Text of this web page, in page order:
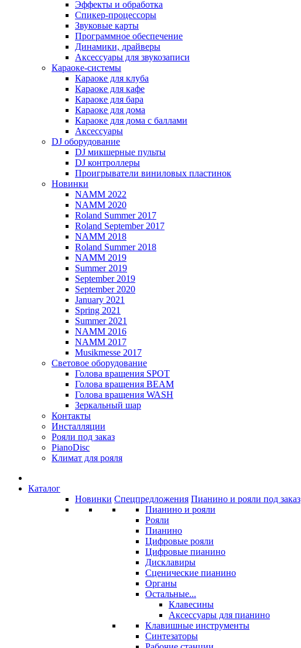
Эффекты и обработка
Спикер-процессоры
Звуковые карты
Программное обеспечение
Динамики, драйверы
Аксессуары для звукозаписи
Караоке-системы
Караоке для клуба
Караоке для кафе
Караоке для бара
Караоке для дома
Караоке для дома с баллами
Аксессуары
DJ оборудование
DJ микшерные пульты
DJ контроллеры
Проигрыватели виниловых пластинок
Новинки
NAMM 2022
NAMM 2020
Roland Summer 2017
Roland September 2017
NAMM 2018
Roland Summer 2018
NAMM 2019
Summer 2019
September 2019
September 2020
January 2021
Spring 2021
Summer 2021
NAMM 2016
NAMM 2017
Musikmesse 2017
Световое оборудование
Голова вращения SPOT
Голова вращения BEAM
Голова вращения WASH
Зеркальный шар
Контакты
Инсталляции
Рояли под заказ
PianoDisc
Климат для рояля
Каталог
Новинки Спецпредложения Пианино и рояли под заказ
Пианино и рояли
Рояли
Пианино
Цифровые рояли
Цифровые пианино
Дисклавиры
Сценические пианино
Органы
Остальные...
Клавесины
Аксессуары для пианино
Клавишные инструменты
Синтезаторы